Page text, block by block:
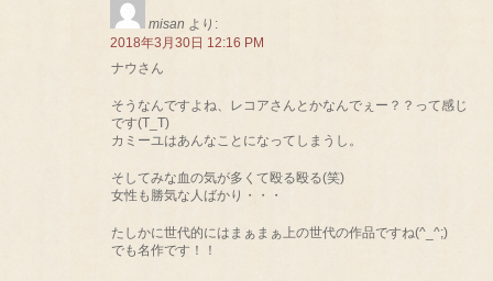
misan より:
2018年3月30日 12:16 PM
ナウさん
そうなんですよね、レコアさんとかなんでぇー？？って感じ
です(T_T)
カミーユはあんなことになってしまうし。
そしてみな血の気が多くて殴る殴る(笑)
女性も勝気な人ばかり・・・
たしかに世代的にはまぁまぁ上の世代の作品ですね(^_^;)
でも名作です！！